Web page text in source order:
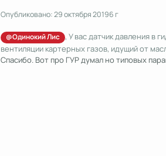
Опубликовано:29 октября 20196 г
@Одинокий Лис , У вас датчик давления в
вентиляции картерных газов, идущий от
Спасибо. Вот про ГУР думал но типовых